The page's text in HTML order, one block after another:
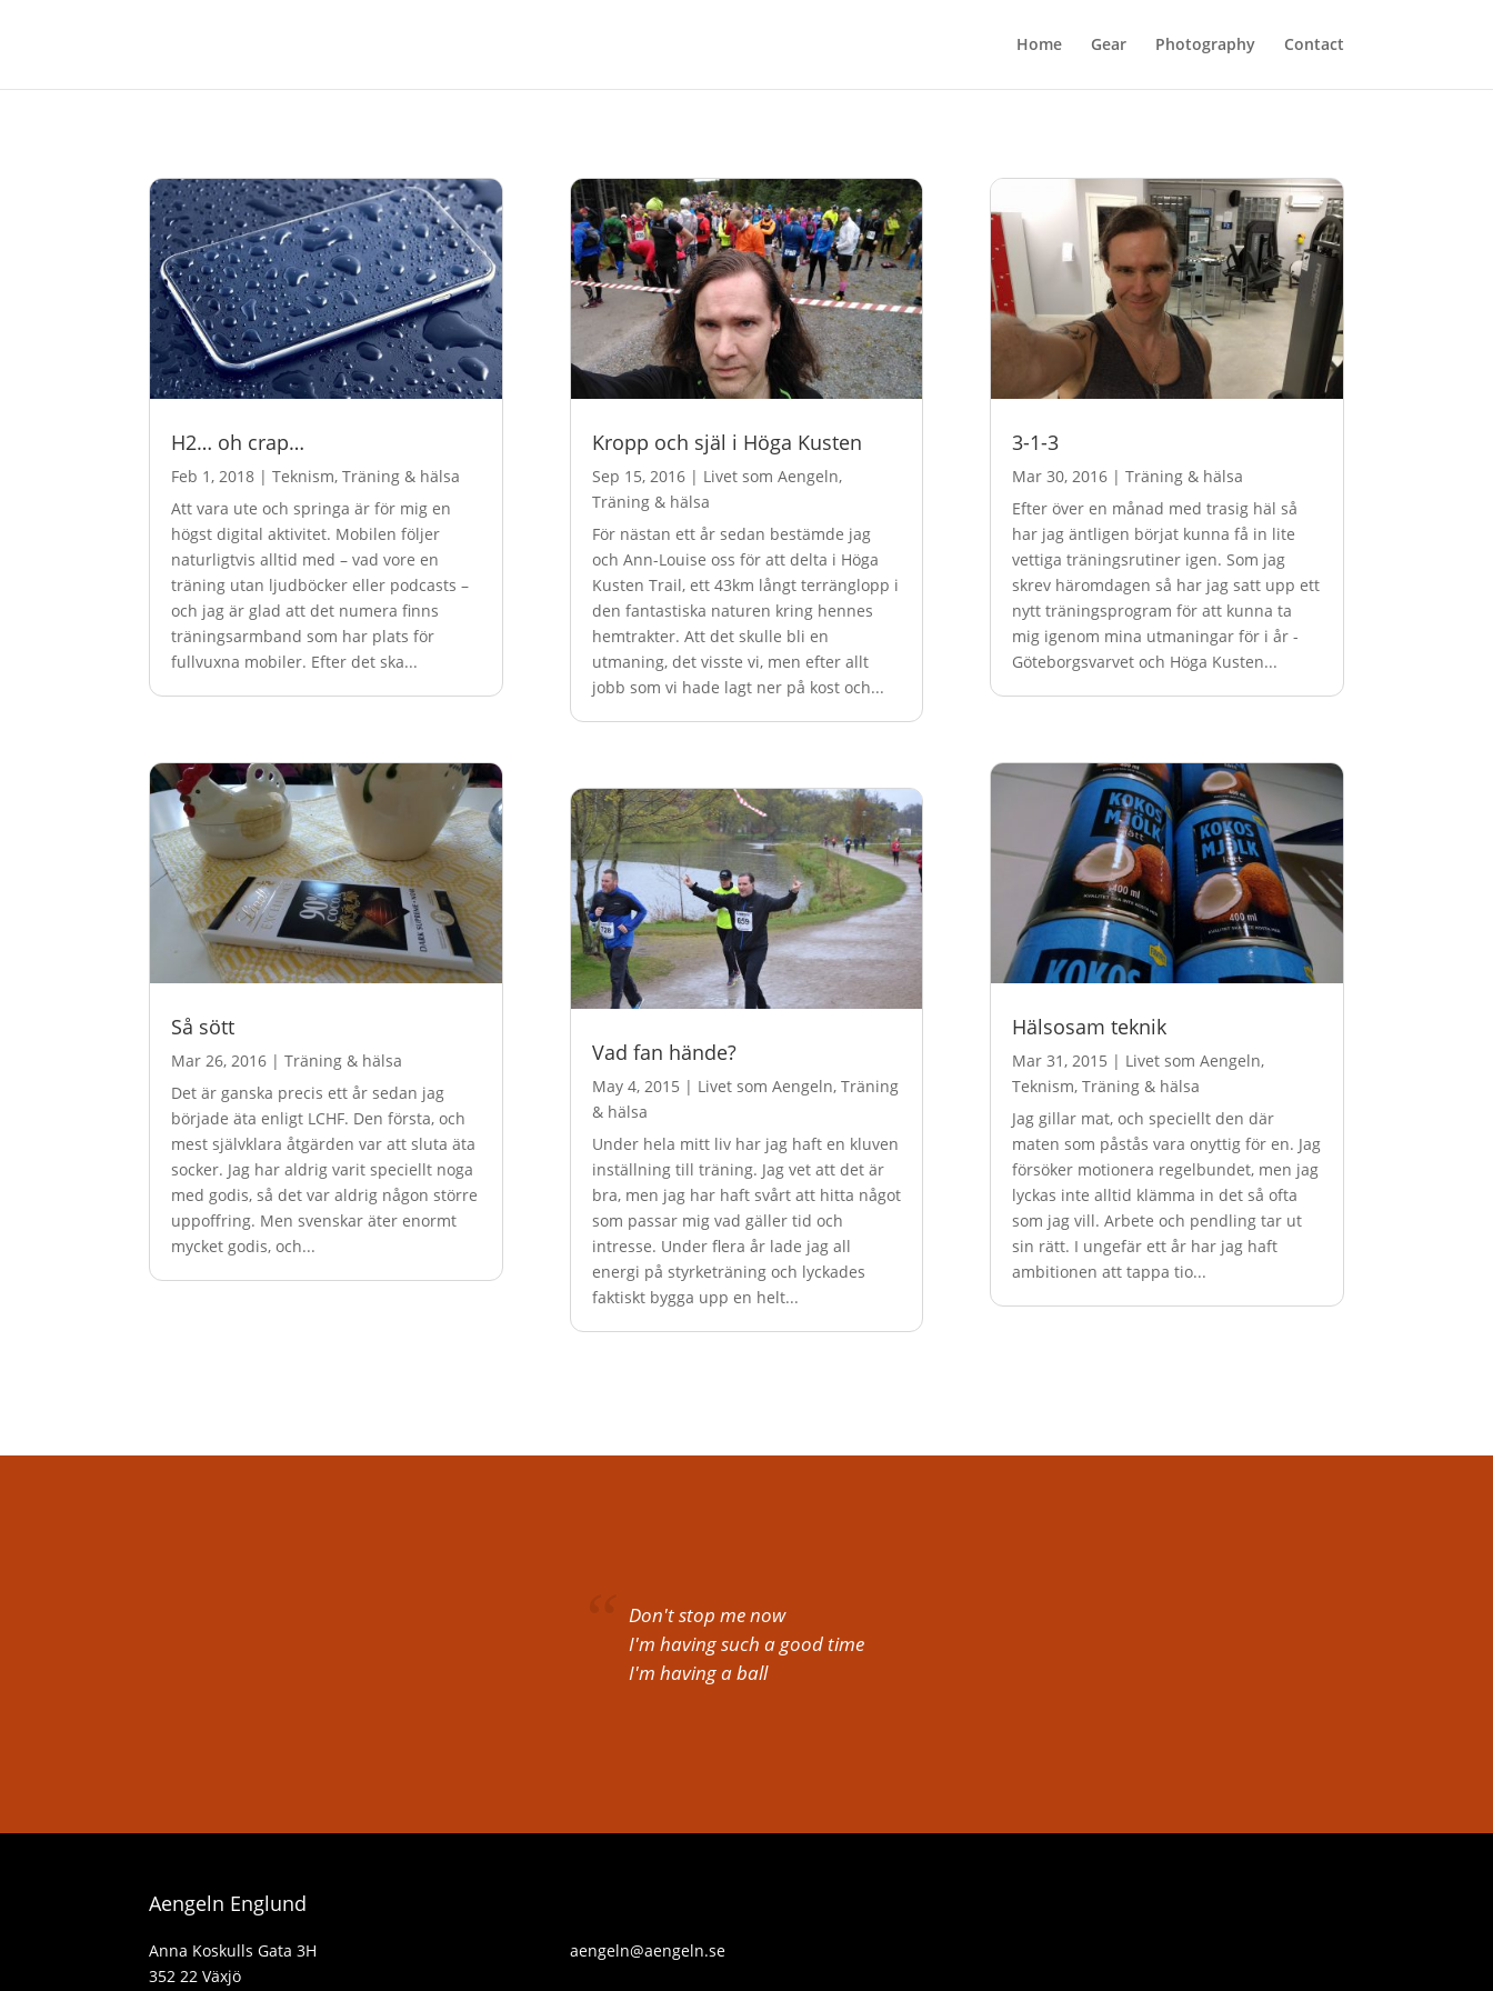
Home Gear Photography Contact
H2… oh crap…
Feb 1, 2018 |Teknism,Träning & hälsa
Att vara ute och springa är för mig en
högst digital aktivitet. Mobilen följer
naturligtvis alltid med – vad vore en
träning utan ljudböcker eller podcasts –
och jag är glad att det numera finns
träningsarmband som har plats för
fullvuxna mobiler. Efter det ska...
Så sött
Mar 26, 2016 |Träning & hälsa
Det är ganska precis ett år sedan jag
började äta enligt LCHF. Den första, och
mest självklara åtgärden var att sluta äta
socker. Jag har aldrig varit speciellt noga
med godis, så det var aldrig någon större
uppoffring. Men svenskar äter enormt
mycket godis, och...
Kropp och själ i Höga Kusten
Sep 15, 2016| Livet som Aengeln,
Träning & hälsa
För nästan ett år sedan bestämde jag
och Ann-Louise oss för att delta i Höga
Kusten Trail, ett 43km långt terränglopp i
den fantastiska naturen kring hennes
hemtrakter. Att det skulle bli en
utmaning, det visste vi, men efter allt
jobb som vi hade lagt ner på kost och...
Vad fan hände?
May 4, 2015 | Livet som Aengeln, Träning
& hälsa
Under hela mitt liv har jag haft en kluven
inställning till träning. Jag vet att det är
bra, men jag har haft svårt att hitta något
som passar mig vad gäller tid och
intresse. Under flera år lade jag all
energi på styrketräning och lyckades
faktiskt bygga upp en helt...
3-1-3
Mar 30, 2016| Träning & hälsa
Efter över en månad med trasig häl så
har jag äntligen börjat kunna få in lite
vettiga träningsrutiner igen. Som jag
skrev häromdagen så har jag satt upp ett
nytt träningsprogram för att kunna ta
mig igenom mina utmaningar för i år -
Göteborgsvarvet och Höga Kusten...
Hälsosam teknik
Mar 31, 2015 | Livet som Aengeln,
Teknism, Träning & hälsa
Jag gillar mat, och speciellt den där
maten som påstås vara onyttig för en. Jag
försöker motionera regelbundet, men jag
lyckas inte alltid klämma in det så ofta
som jag vill. Arbete och pendling tar ut
sin rätt. I ungefär ett år har jag haft
ambitionen att tappa tio...
Don't stop me now
I'm having such a good time
I'm having a ball
Aengeln Englund
Anna Koskulls Gata 3H
352 22 Växjö
aengeln@aengeln.se